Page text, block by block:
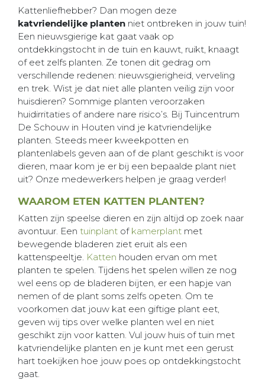
Kattenliefhebber? Dan mogen deze
katvriendelijke planten niet ontbreken in jouw tuin!
Een nieuwsgierige kat gaat vaak op
ontdekkingstocht in de tuin en kauwt, ruikt, knaagt
of eet zelfs planten. Ze tonen dit gedrag om
verschillende redenen: nieuwsgierigheid, verveling
en trek. Wist je dat niet alle planten veilig zijn voor
huisdieren? Sommige planten veroorzaken
huidirritaties of andere nare risico’s. Bij Tuincentrum
De Schouw in Houten vind je katvriendelijke
planten. Steeds meer kweekpotten en
plantenlabels geven aan of de plant geschikt is voor
dieren, maar kom je er bij een bepaalde plant niet
uit? Onze medewerkers helpen je graag verder!
WAAROM ETEN KATTEN PLANTEN?
Katten zijn speelse dieren en zijn altijd op zoek naar
avontuur. Een tuinplant of kamerplant met
bewegende bladeren ziet eruit als een
kattenspeeltje. Katten houden ervan om met
planten te spelen. Tijdens het spelen willen ze nog
wel eens op de bladeren bijten, er een hapje van
nemen of de plant soms zelfs opeten. Om te
voorkomen dat jouw kat een giftige plant eet,
geven wij tips over welke planten wel en niet
geschikt zijn voor katten. Vul jouw huis of tuin met
katvriendelijke planten en je kunt met een gerust
hart toekijken hoe jouw poes op ontdekkingstocht
gaat.